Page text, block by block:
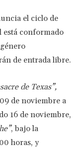
el ciclo de
está conformado
de entrada libre.
de Texas”,
de noviembre a
16 de noviembre,
, bajo la
horas, y